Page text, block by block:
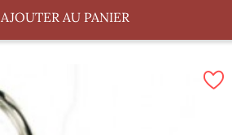
AJOUTER AU PANIER